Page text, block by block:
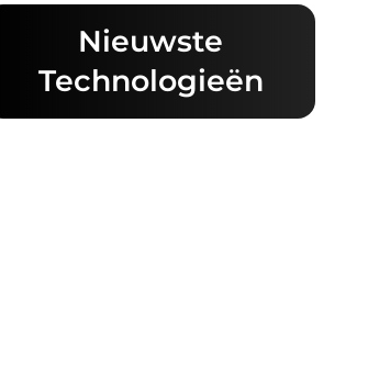
Nieuwste
Technologieën